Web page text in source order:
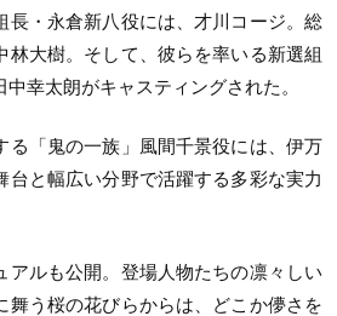
長・永倉新八役には、才川コージ。総
林大樹。そして、彼らを率いる新選組
幸太朗がキャスティングされた。
る「鬼の一族」風間千景役には、伊万
台と幅広い分野で活躍する多彩な実力
アルも公開。登場人物たちの凛々しい
舞う桜の花びらからは、どこか儚さを